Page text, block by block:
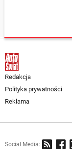
Redakcja
Polityka prywatności
Reklama
Social Media: